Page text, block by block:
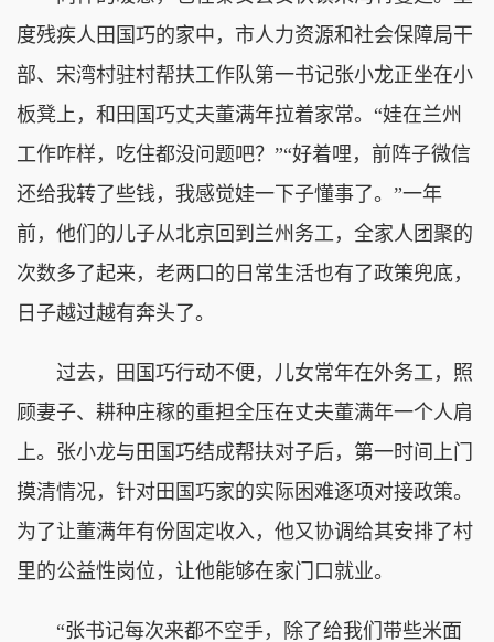
度残疾人田国巧的家中，市人力资源和社会保障局干
部、宋湾村驻村帮扶工作队第一书记张小龙正坐在小
板凳上，和田国巧丈夫董满年拉着家常。“娃在兰州
工作咋样，吃住都没问题吧？”“好着哩，前阵子微信
还给我转了些钱，我感觉娃一下子懂事了。”一年
前，他们的儿子从北京回到兰州务工，全家人团聚的
次数多了起来，老两口的日常生活也有了政策兜底，
日子越过越有奔头了。
过去，田国巧行动不便，儿女常年在外务工，照
顾妻子、耕种庄稼的重担全压在丈夫董满年一个人肩
上。张小龙与田国巧结成帮扶对子后，第一时间上门
摸清情况，针对田国巧家的实际困难逐项对接政策。
为了让董满年有份固定收入，他又协调给其安排了村
里的公益性岗位，让他能够在家门口就业。
“张书记每次来都不空手，除了给我们带些米面